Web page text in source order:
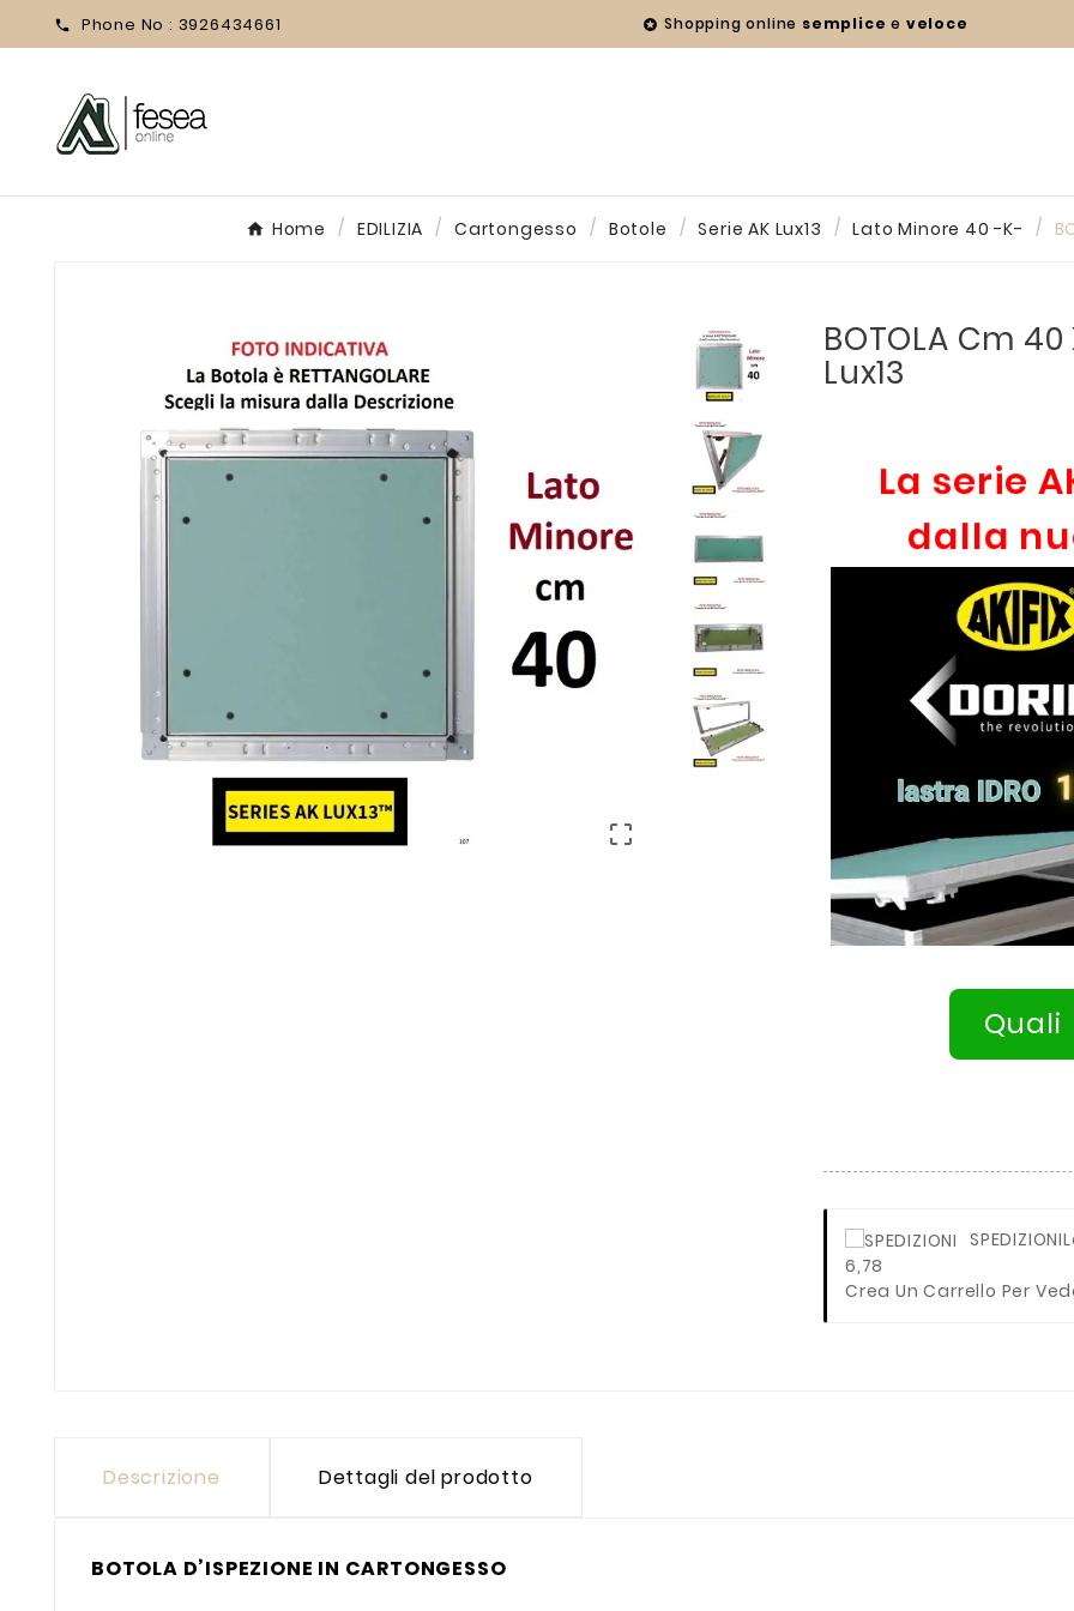
 Phone No : 3926434661  Shopping online semplice e veloce
Home EDILIZIA Cartongesso Botole Serie AK Lux13 Lato Minore 40 -K-

BOTOLA Cm 40
Lux13
La serie
dalla
Quali
SPEDIZIONI
6,78
Crea Un Carrello Per
Descrizione Dettagli del prodotto
BOTOLA D’ISPEZIONE IN CARTONGESSO